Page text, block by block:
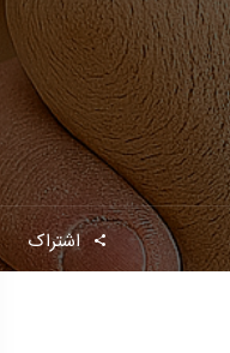
اشتراک